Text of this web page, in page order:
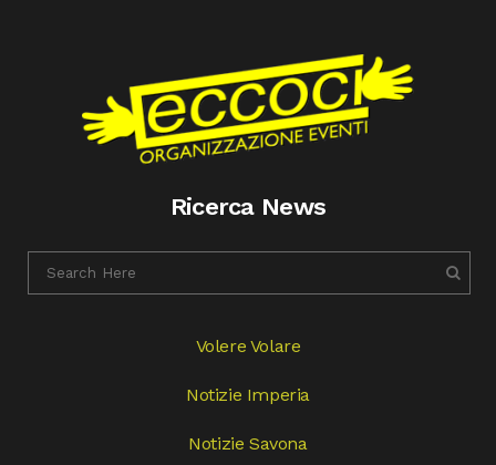
Ricerca News
Volere Volare
Notizie Imperia
Notizie Savona